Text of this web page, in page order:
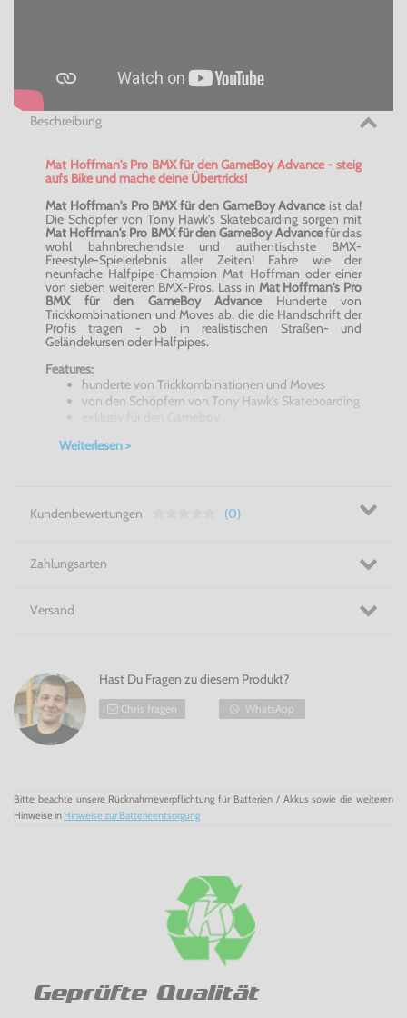
Beschreibung
Mat Hoffman's Pro BMX für den GameBoy Advance - steig
aufs Bike und mache deine Übertricks!
Mat Hoffman's Pro BMX für den GameBoy Advanceist da!
Die Schöpfer von Tony Hawk's Skateboarding sorgen mit
Mat Hoffman's Pro BMX für den GameBoy Advancefür das
wohl bahnbrechendste und authentischste BMX-
Freestyle-Spielerlebnis aller Zeiten! Fahre wie der
neunfache Halfpipe-Champion Mat Hoffman oder einer
von sieben weiteren BMX-Pros. Lass in Mat Hoffman's Pro
BMX für den GameBoy AdvanceHunderte von
Trickkombinationen und Moves ab, die die Handschrift der
Profis tragen - ob in realistischen Straßen- und
Geländekursen oder Halfpipes.
Features:
hunderte von Trickkombinationen und Moves
von den Schöpfern von Tony Hawk's Skateboarding
Mat Hoffman's Pro BMX für den GameBoy Advance - deine
und GameBoy Classic), die natürlich auch mit dem
GameBoy Advance (+ GBA SP) kompatibel sind.
Weiterlesen >
Kundenbewertungen (0)
Zahlungsarten
Versand
Hast Du Fragen zu diesem Produkt?
Chris fragen WhatsApp
Bitte beachte unsere Rücknahmeverpflichtung für Batterien / Akkus sowie die weiteren
Hinweise in Hinweise zur Batterieentsorgung
Geprüfte Qualität